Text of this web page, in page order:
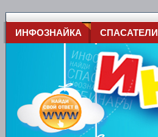
ИНФОЗНАЙКА СПАСАТЕЛИ